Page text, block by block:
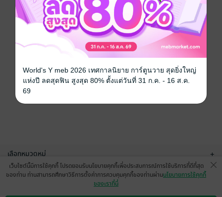
เลือกหมวดหมู่ +
บริการช่วยเหลือ
เว็บไซต์นี้มีการใช้คุกกี้ โปรดยอมรับนโยบายคุกกี้เพื่อประสบการณ์การใช้บริการที่ดีที่สุด
ของท่าน ท่านสามารถศึกษาวิธีการตั้งค่าการควบคุมคุกกี้ของท่านผ่านนโยบายการใช้คุกกี้
ของเราที่นี่
World's Y meb 2026 เทศกาลนิยาย การ์ตูนวาย สุดยิ่งใหญ่
แห่งปี ลดสุดฟิน สูงสุด 80% ตั้งแต่วันที่ 31 ก.ค. - 16 ส.ค.
69